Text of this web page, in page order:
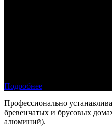
Стеклянные фасады из
Подходят для
Подробнее
Профессионально
бревенчатых и брусовых
алюминий).